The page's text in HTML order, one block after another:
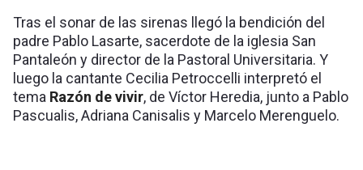
Tras el sonar de las sirenas llegó la bendición del
padre Pablo Lasarte, sacerdote de la iglesia San
Pantaleón y director de la Pastoral Universitaria. Y
luego la cantante Cecilia Petroccelli interpretó el
tema Razón de vivir, de Víctor Heredia, junto a Pablo
Pascualis, Adriana Canisalis y Marcelo Merenguelo.